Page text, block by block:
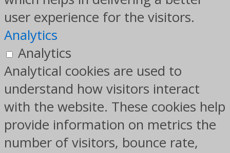
user experience for the visitors.
Analytics
Analytics
Analytical cookies are used to
understand how visitors interact
with the website. These cookies help
provide information on metrics the
number of visitors, bounce rate,